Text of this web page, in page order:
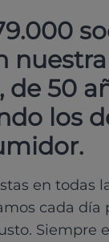
nuestra
de 50
los
en todas
cada día
Siempre